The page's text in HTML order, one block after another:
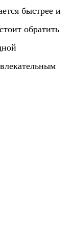
быстрее и
обратить